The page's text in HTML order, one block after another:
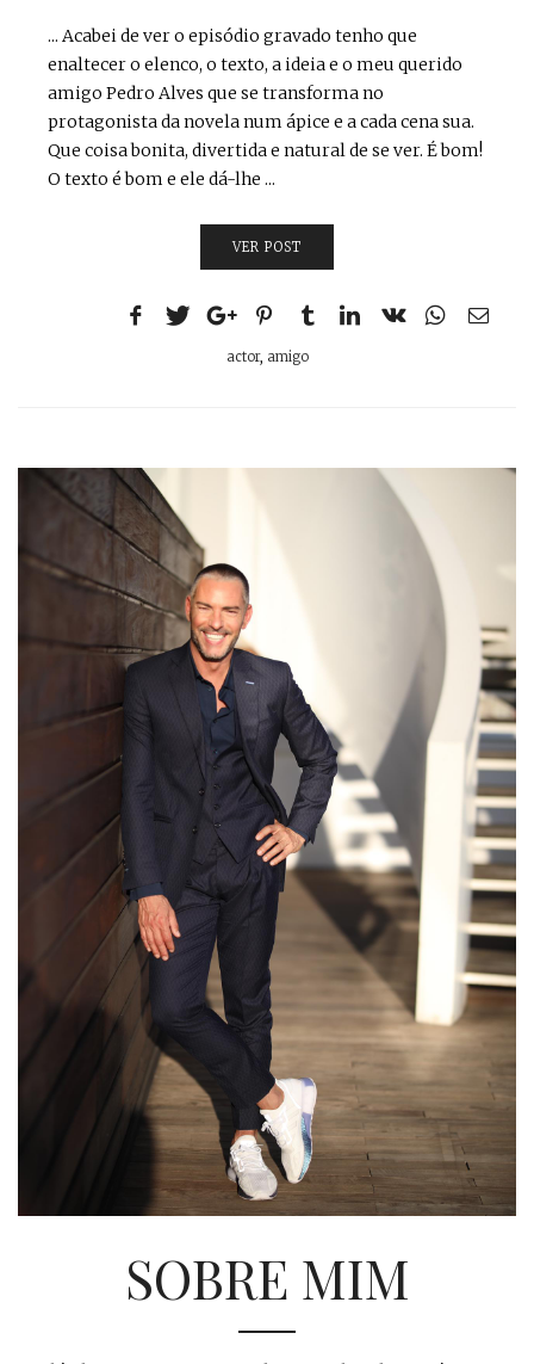
... Acabei de ver o episódio gravado tenho que
enaltecer o elenco, o texto, a ideia e o meu querido
amigo Pedro Alves que se transforma no
protagonista da novela num ápice e a cada cena sua.
Que coisa bonita, divertida e natural de se ver. É bom!
O texto é bom e ele dá-lhe ...
VER POST
actor, amigo
SOBRE MIM